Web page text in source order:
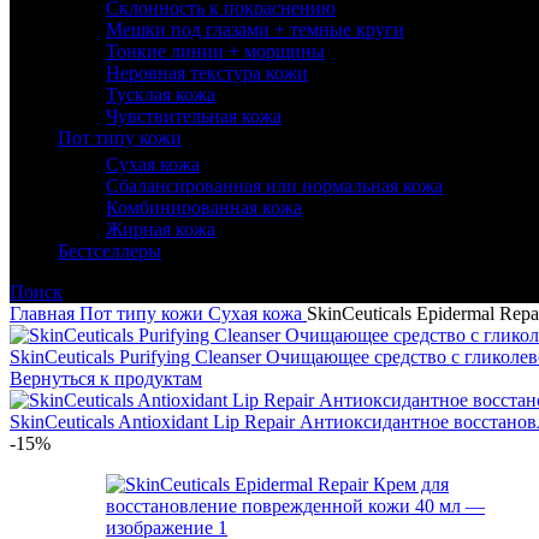
Склонность к покраснению
Мешки под глазами + темные круги
Тонкие линии + морщины
Неровная текстура кожи
Тусклая кожа
Чувствительная кожа
Пот типу кожи
Сухая кожа
Сбалансированная или нормальная кожа
Комбинированная кожа
Жирная кожа
Бестселлеры
Поиск
Главная Пот типу кожи Сухая кожа SkinCeuticals Epidermal
SkinCeuticals Purifying Cleanser Очищающее средство с
Вернуться к продуктам
SkinCeuticals Antioxidant Lip Repair Антиоксидантное
-15%